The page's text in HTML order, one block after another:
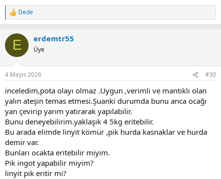
R
e
c
i
s
Dede
E erdemtr55
Üye
4 Mayıs 2026 #30
inceledim,pota olayı olmaz .Uygun ,verimli ve mantıklı olan
yalın ateşin temas etmesi.Şuanki durumda bunu anca ocağı
yan çevirip yarım yatırarak yapılabilir.
Bunu deneyebilirim.yaklaşık 4 5kg eritebilir.
Bu arada elimde linyit kömür ,pik hurda kasnaklar ve hurda
demir var.
Bunları ocakta eritebilir miyim.
Pik ingot yapabilir miyim?
linyit pik eritir mi?